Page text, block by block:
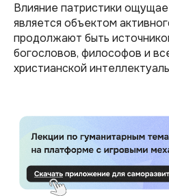
Влияние патристики
является объектом
продолжают быть
богословов, философов и
христианской